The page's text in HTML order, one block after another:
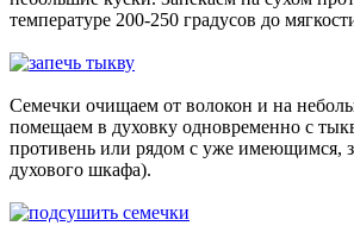
температуре 200-250 градусов до
Семечки очищаем от волокон и на
помещаем в духовку одновременно с
противень или рядом с уже имеющимся,
духового шкафа).